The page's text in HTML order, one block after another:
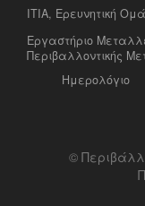
ΙΤΙΑ, Ερευνητική
Eργαστήριο
Περιβαλλοντικής
Ημερολόγιο
©